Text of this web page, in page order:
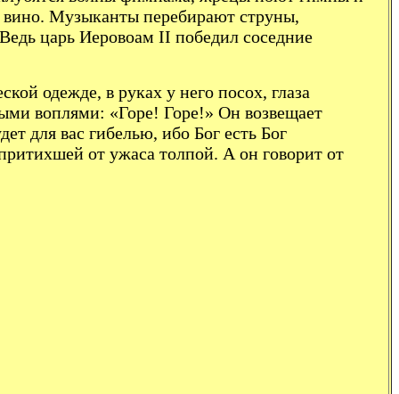
вино. Музыканты перебирают струны,
царь Иеровоам II победил со­седние
одежде, в руках у него посох, глаза
воплями: «Горе! Горе!» Он возвещает
для вас гибелью, ибо Бог есть Бог
от ужаса толпой. А он говорит от